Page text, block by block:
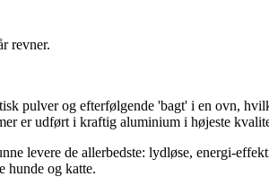
revner.
pulver og efterfølgende 'bagt' i en ovn,
er udført i kraftig aluminium i højeste
levere de allerbedste: lydløse, energi-
hunde og katte.